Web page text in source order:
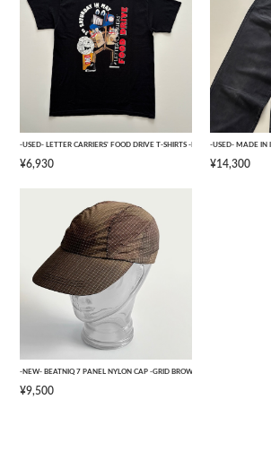
-USED- LETTER CARRIERS' FOOD DRIVE T-SHIRTS -BLACK- [L]
¥6,930
-USED- MADE IN
¥14,300
-NEW- BEATNIQ 7 PANEL NYLON CAP -GRID BROWN CAMOUFLAGE- [ONE
¥9,500